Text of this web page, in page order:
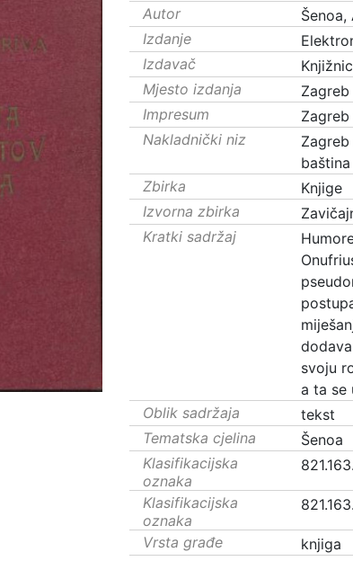
Autor
Šenoa,
Izdanje
Izdavač
Mjesto izdanja
Zagreb
Impresum
Nakladnički niz
baština
Zbirka
Knjige
Izvorna zbirka
Kratki sadržaj
svoju
a ta se
Oblik sadržaja
tekst
Tematska cjelina
Šenoa
Klasifikacijska
oznaka
Klasifikacijska
oznaka
Vrsta građe
knjiga